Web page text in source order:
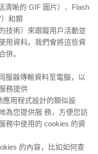
清晰的 GIF 圖片）、Flash
和類
技術）來跟蹤用戶活動並
用資料。我們會將這些資
併。
服器傳輸資料至電腦，以
務提供
用程式設計的類似設
為您提供服 務，方便您訪
務中使用的 cookies 的資
的內容，比如如何查